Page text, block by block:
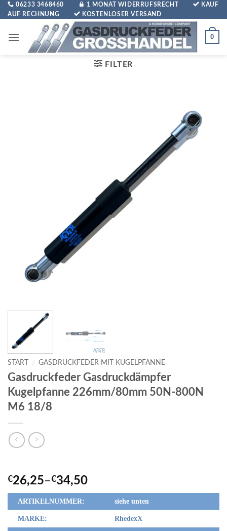
Zum
Inhalt
06233 3468460 1 MONAT WIDERRUFSRECHT
KAUF
AUF RECHNUNG
KOSTENLOSER VERSAND
0
FILTER
START / GASDRUCKFEDER MIT KUGELPFANNE
Gasdruckfeder Gasdruckdämpfer
Kugelpfanne 226mm/80mm 50N-800N
M6 18/8
€26,25–€34,50
ARTIKELNUMMER: siehe unten
MARKE: RhedexX